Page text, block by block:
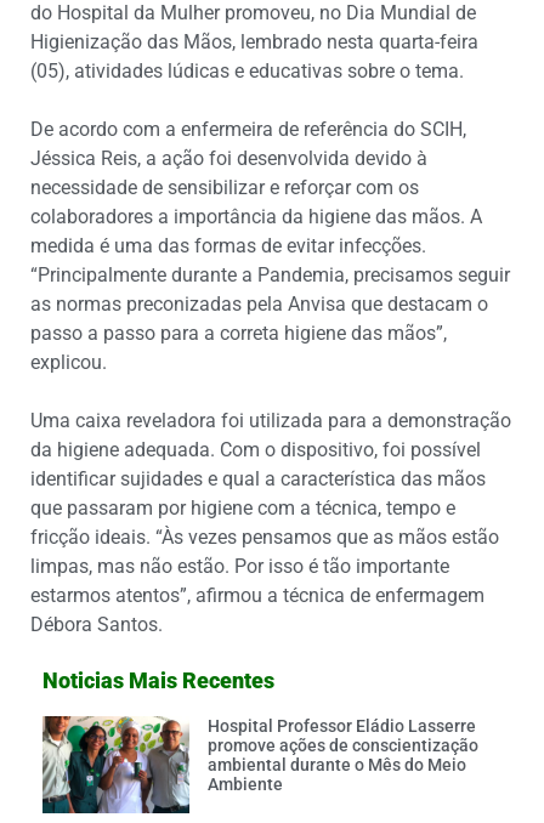
do Hospital da Mulher promoveu, no Dia Mundial de
Higienização das Mãos, lembrado nesta quarta-feira
(05), atividades lúdicas e educativas sobre o tema.
De acordo com a enfermeira de referência do SCIH,
Jéssica Reis, a ação foi desenvolvida devido à
necessidade de sensibilizar e reforçar com os
colaboradores a importância da higiene das mãos. A
medida é uma das formas de evitar infecções.
“Principalmente durante a Pandemia, precisamos seguir
as normas preconizadas pela Anvisa que destacam o
passo a passo para a correta higiene das mãos”,
explicou.
Uma caixa reveladora foi utilizada para a demonstração
da higiene adequada. Com o dispositivo, foi possível
identificar sujidades e qual a característica das mãos
que passaram por higiene com a técnica, tempo e
fricção ideais. “Às vezes pensamos que as mãos estão
limpas, mas não estão. Por isso é tão importante
estarmos atentos”, afirmou a técnica de enfermagem
Débora Santos.
Noticias Mais Recentes
Hospital Professor Eládio Lasserre
promove ações de conscientização
ambiental durante o Mês do Meio
Ambiente